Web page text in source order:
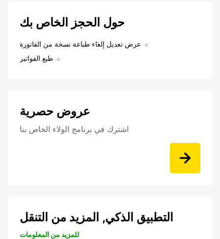
حول الحجز الخاص بك
عرض تعديل إلغاء طباعة نسخة من الفاتورة
طبع الفواتير
عروض حصرية
اشترك في برنامج الولاء الخاص بنا
التطبيق الذكي, المزيد من التنقل
للمزيد من المعلومات